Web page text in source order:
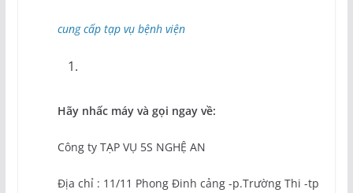
cung cấp tạp vụ bệnh viện
Hãy nhấc máy và gọi ngay về:
Công ty TẠP VỤ 5S NGHỆ AN
Địa chỉ : 11/11 Phong Đinh cảng -p.Trường Thi -tp